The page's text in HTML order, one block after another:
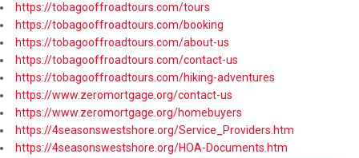
https://tobagooffroadtours.com/tours
https://tobagooffroadtours.com/booking
https://tobagooffroadtours.com/about-us
https://tobagooffroadtours.com/contact-us
https://tobagooffroadtours.com/hiking-adventures
https://www.zeromortgage.org/contact-us
https://www.zeromortgage.org/homebuyers
https://4seasonswestshore.org/Service_Providers.htm
https://4seasonswestshore.org/HOA-Documents.htm